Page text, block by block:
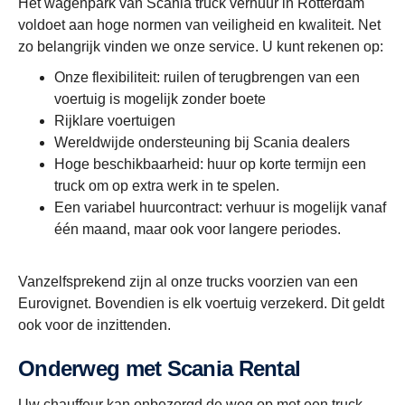
Het wagenpark van Scania truck verhuur in Rotterdam
voldoet aan hoge normen van veiligheid en kwaliteit. Net
zo belangrijk vinden we onze service. U kunt rekenen op:
Onze flexibiliteit: ruilen of terugbrengen van een
voertuig is mogelijk zonder boete
Rijklare voertuigen
Wereldwijde ondersteuning bij Scania dealers
Hoge beschikbaarheid: huur op korte termijn een
truck om op extra werk in te spelen.
Een variabel huurcontract: verhuur is mogelijk vanaf
één maand, maar ook voor langere periodes.
Vanzelfsprekend zijn al onze trucks voorzien van een
Eurovignet. Bovendien is elk voertuig verzekerd. Dit geldt
ook voor de inzittenden.
Onderweg met Scania Rental